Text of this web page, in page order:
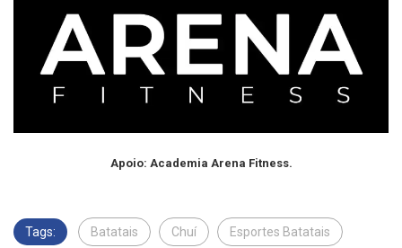
Apoio: Academia Arena Fitness.
Tags: Batatais Chuí Esportes Batatais